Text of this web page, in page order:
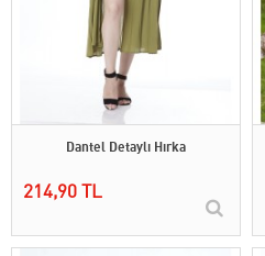
Dantel Detaylı Hırka
214,90 TL